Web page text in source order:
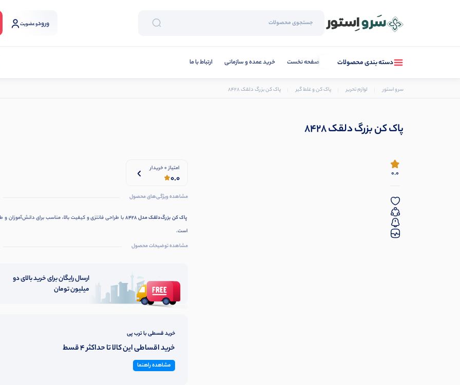
ورودو عضویت
دسته بندی محصولات صفحه نخست خرید عمده و سازمانی ارتباط با ما
سرو استور لوازم تحریر پاک کن و غلط گیر پاک کن بزرگ دلقک 8428
پاک کن بزرگ دلقک 8428
0.0
امتیاز 0 خریدار
0.0
مشاهده ویژگی‌های محصول
پاک کن بزرگ دلقک مدل 8428
با طراحی فانتزی و کیفیت بالا، مناسب برای دانش‌آموزان و
است.
مشاهده توضیحات محصول
ارسال رایگان برای خرید بالای دو
میلیون تومان
خرید قسطی با ترب پی
خرید اقساطی این کالا تا حداکثر 4 قسط
مشاهده راهنما